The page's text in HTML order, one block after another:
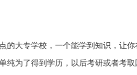
的大专学校，一个能学到知识，让你
纯为了得到学历，以后考研或者考取